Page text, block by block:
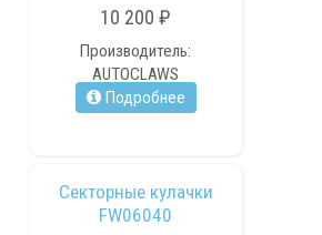
10 200 ₽
Производитель:
AUTOCLAWS
Подробнее
Секторные кулачки
FW06040